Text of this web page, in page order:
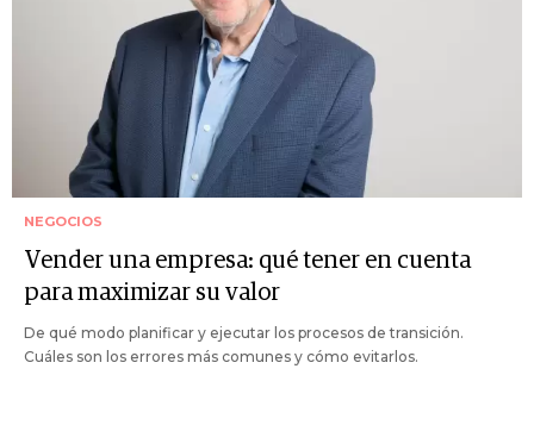
NEGOCIOS
Vender una empresa: qué tener en cuenta
para maximizar su valor
De qué modo planificar y ejecutar los procesos de transición.
Cuáles son los errores más comunes y cómo evitarlos.